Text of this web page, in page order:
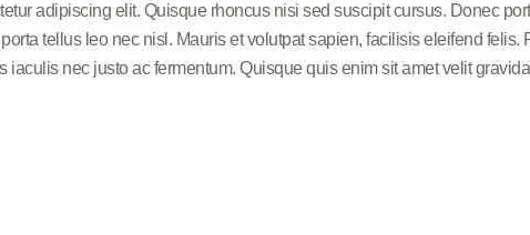
adipiscing elit. Quisque rhoncus nisi sed suscipit cursus. Donec
tellus leo nec nisl. Mauris et volutpat sapien, facilisis eleifend
iaculis nec justo ac fermentum. Quisque quis enim sit amet velit